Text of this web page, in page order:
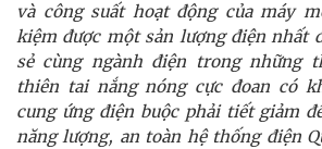
và công suất hoạt động của máy
kiệm được một sản lượng điện nhất
sẻ cùng ngành điện trong những
thiên tai nắng nóng cực đoan có
cung ứng điện buộc phải tiết giảm
năng lượng, an toàn hệ thống điện